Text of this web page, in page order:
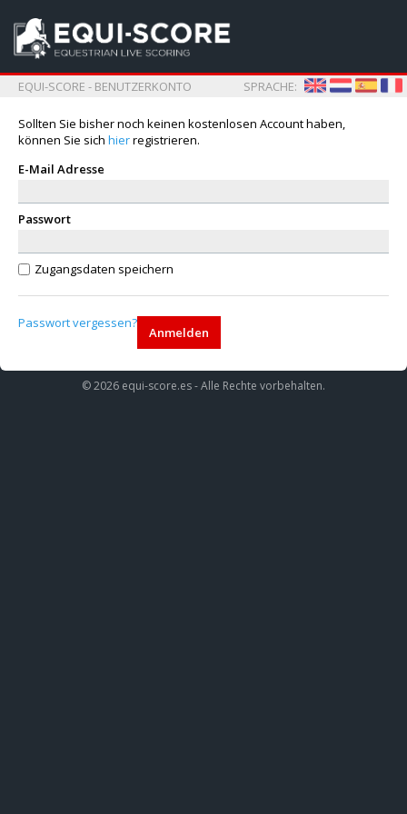
SPRACHE:
EQUI-SCORE - BENUTZERKONTO
Sollten Sie bisher noch keinen kostenlosen Account haben,
können Sie sich hierregistrieren.
E-Mail Adresse
Passwort
Zugangsdaten speichern
Passwort vergessen?
Anmelden
© 2026 equi-score.es - Alle Rechte vorbehalten.